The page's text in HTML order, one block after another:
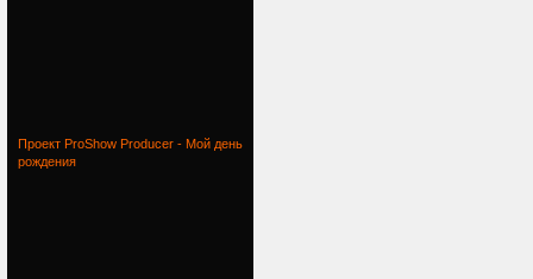
Проект ProShow Producer - Мой день
рождения